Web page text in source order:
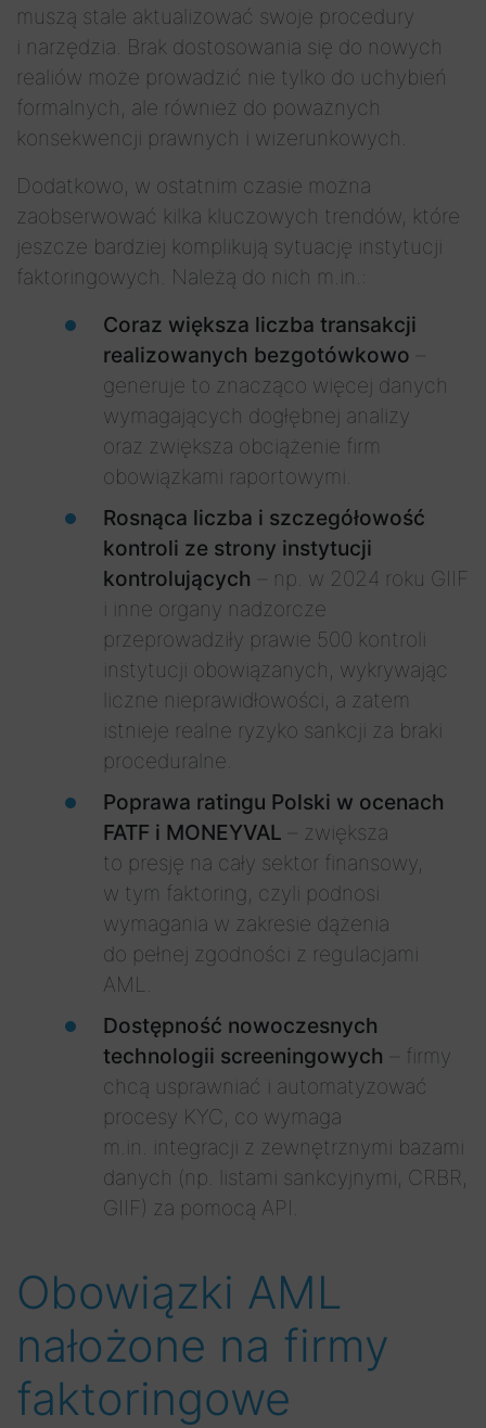
muszą stale aktualizować swoje procedury
i narzędzia. Brak dostosowania się do nowych
realiów może prowadzić nie tylko do uchybień
formalnych, ale również do poważnych
konsekwencji prawnych i wizerunkowych.
Dodatkowo, w ostatnim czasie można
zaobserwować kilka kluczowych trendów, które
jeszcze bardziej komplikują sytuację instytucji
faktoringowych. Należą do nich m.in.:
Coraz większa liczba transakcji
realizowanych bezgotówkowo
generuje to znacząco więcej danych
wymagających dogłębnej analizy
oraz zwiększa obciążenie firm
obowiązkami raportowymi.
Rosnąca liczba i szczegółowość
kontroli ze strony instytucji
kontrolujących – np. w 2024 roku GIIF
i inne organy nadzorcze
przeprowadziły prawie 500 kontroli
instytucji obowiązanych, wykrywając
liczne nieprawidłowości, a zatem
istnieje realne ryzyko sankcji za braki
proceduralne.
Poprawa ratingu Polski w ocenach
FATF i MONEYVAL – zwiększa
to presję na cały sektor finansowy,
w tym faktoring, czyli podnosi
wymagania w zakresie dążenia
do pełnej zgodności z regulacjami
AML.
Dostępność nowoczesnych
technologii screeningowych – firmy
chcą usprawniać i automatyzować
procesy KYC, co wymaga
m.in. integracji z zewnętrznymi bazami
danych (np. listami sankcyjnymi, CRBR,
GIIF) za pomocą API.
Obowiązki AML
nałożone na firmy
faktoringowe